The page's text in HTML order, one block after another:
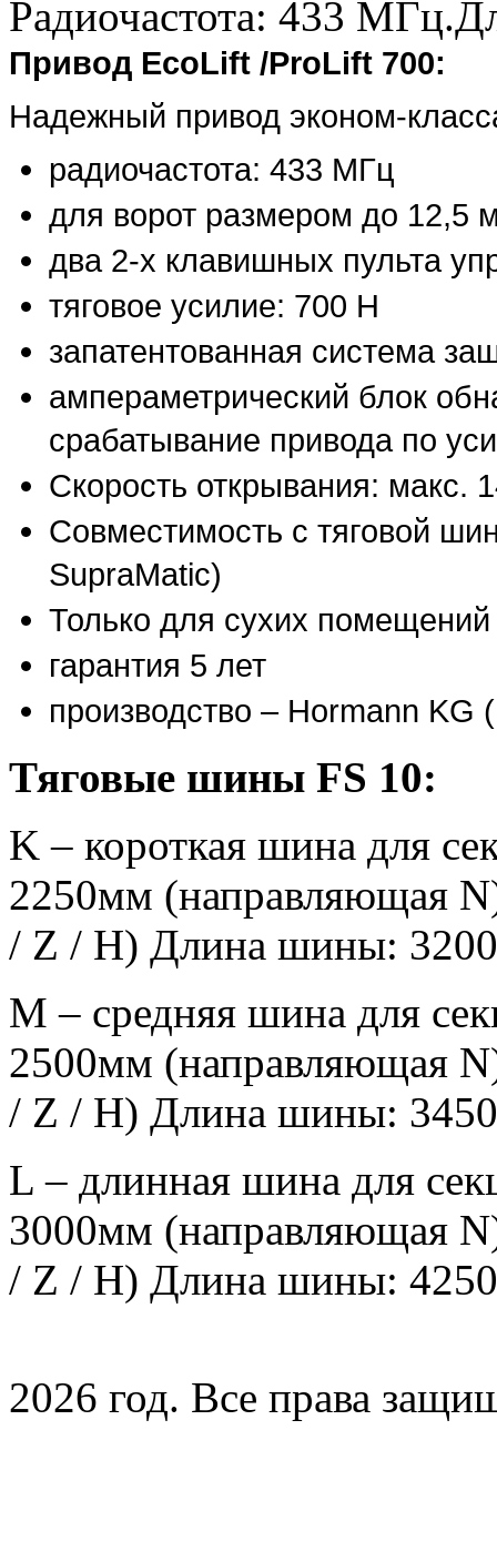
Радиочастота: 433
Привод EcoLift /ProLift 700:
Надежный привод эконом-
радиочастота: 433 МГц
для ворот размером до 12,5
два 2-х клавишных пульта
тяговое усилие: 700 Н
запатентованная система
ампераметрический блок
срабатывание привода по
Скорость открывания: макс.
Совместимость с тяговой
SupraMatic)
Только для сухих помещений
гарантия 5 лет
производство – Hormann KG
Тяговые шины FS 10:
K – короткая шина для
2250мм (направляющая
/ Z / H) Длина шины:
М – средняя шина для
2500мм (направляющая
/ Z / H) Длина шины:
L – длинная шина для
3000мм (направляющая
/ Z / H) Длина шины:
2026 год. Все права